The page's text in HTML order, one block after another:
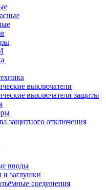
выключатели
выключатели защиты
защитного отключения
вводы
и заглушки
соединения